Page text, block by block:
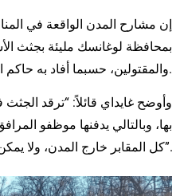
إن مشارح المدن الواقعة في
بمحافظة لوغانسك مليئة بجثث
والمقتولين، حسبما أفاد به حاكم المحافظة سيرجي غايداي.
وأوضح غايداي قائلاً: “ترقد الجثث
بها، وبالتالي يدفنها موظفو
كل المقابر خارج المدن، ولا يمكن الدفن هناك بسبب القصف”.